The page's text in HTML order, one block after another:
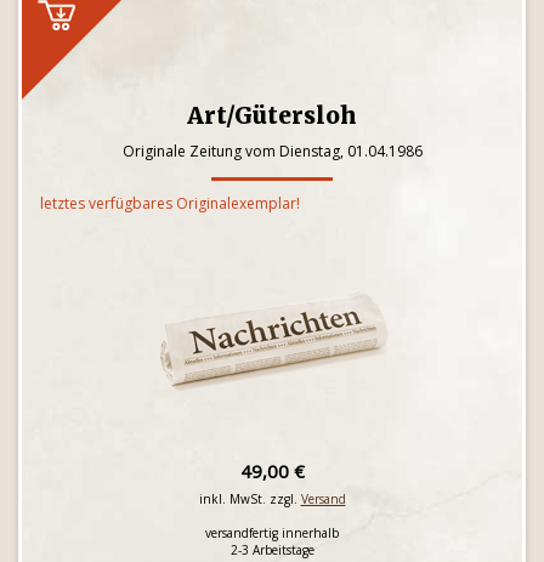
Art/Gütersloh
Originale Zeitung vom Dienstag, 01.04.1986
letztes verfügbares Originalexemplar!
49,00 €
inkl. MwSt. zzgl. Versand
versandfertig innerhalb
2-3 Arbeitstage